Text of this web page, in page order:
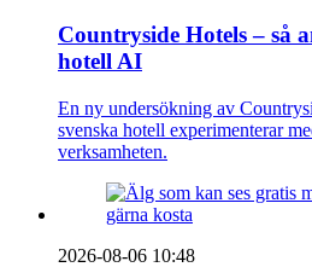
Countryside Hotels – så
hotell AI
En ny undersökning av
svenska hotell experimenterar
verksamheten.
2026-08-06 10:48